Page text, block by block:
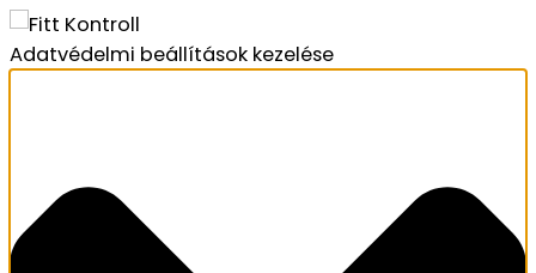
Adatvédelmi beállítások kezelése